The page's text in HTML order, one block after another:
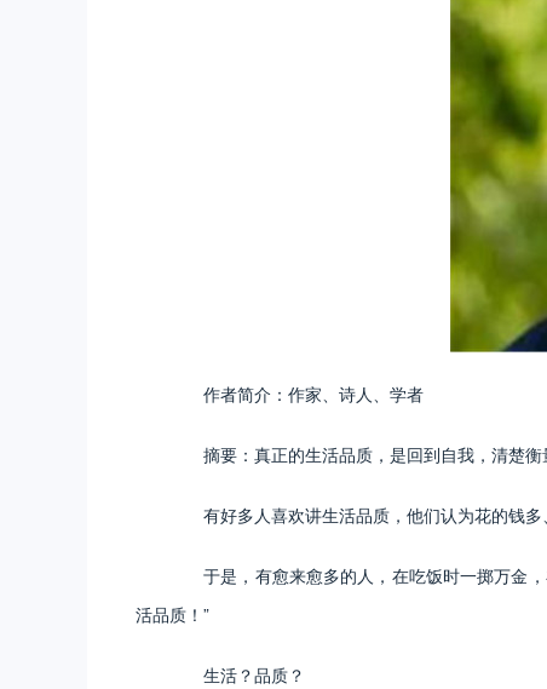
作者简介：作家、诗人、学者
摘要：真正的生活品质，是回到自我，清楚衡
有好多人喜欢讲生活品质，他们认为花的钱多
于是，有愈来愈多的人，在吃饭时一掷万金，
活品质！”
生活？品质？